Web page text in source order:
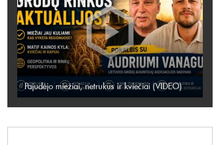
Pajudėjo miežiai, netrukus ir kviečiai (VIDEO)